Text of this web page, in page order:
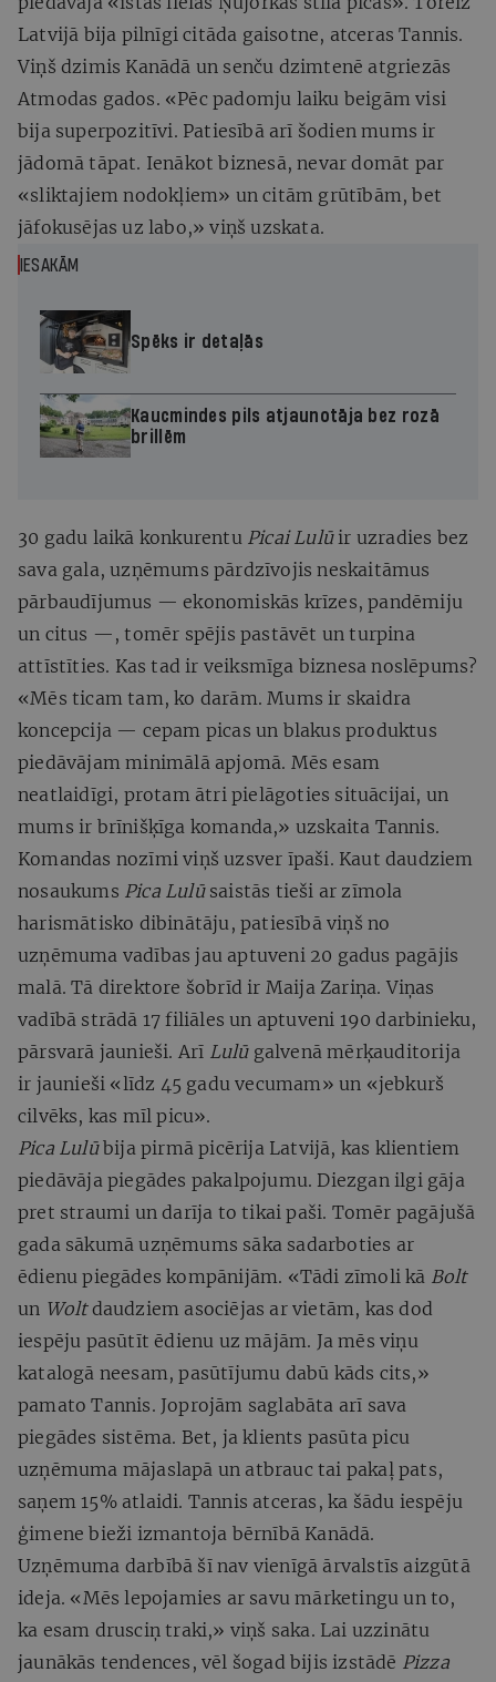
Latvijā bija pilnīgi citāda gaisotne, atceras Tannis.
Viņš dzimis Kanādā un senču dzimtenē atgriezās
Atmodas gados. «Pēc padomju laiku beigām visi
bija superpozitīvi. Patiesībā arī šodien mums ir
jādomā tāpat. Ienākot biznesā, nevar domāt par
«sliktajiem nodokļiem» un citām grūtībām, bet
jāfokusējas uz labo,» viņš uzskata.
IESAKĀM
Spēks ir detaļās
Kaucmindes pils atjaunotāja bez rozā
brillēm
30 gadu laikā konkurentu Picai Lulūir uzradies bez
sava gala, uzņēmums pārdzīvojis neskaitāmus
pārbaudījumus — ekonomiskās krīzes, pandēmiju
un citus —, tomēr spējis pastāvēt un turpina
attīstīties. Kas tad ir veiksmīga biznesa noslēpums?
«Mēs ticam tam, ko darām. Mums ir skaidra
koncepcija — cepam picas un blakus produktus
piedāvājam minimālā apjomā. Mēs esam
neatlaidīgi, protam ātri pielāgoties situācijai, un
mums ir brīnišķīga komanda,» uzskaita Tannis.
Komandas nozīmi viņš uzsver īpaši. Kaut daudziem
nosaukums Pica Lulūsaistās tieši ar zīmola
harismātisko dibinātāju, patiesībā viņš no
uzņēmuma vadības jau aptuveni 20 gadus pagājis
malā. Tā direktore šobrīd ir Maija Zariņa. Viņas
vadībā strādā 17 filiāles un aptuveni 190 darbinieku,
pārsvarā jaunieši. Arī Lulūgalvenā mērķauditorija
ir jaunieši «līdz 45 gadu vecumam» un «jebkurš
cilvēks, kas mīl picu».
Pica Lulūbija pirmā picērija Latvijā, kas klientiem
piedāvāja piegādes pakalpojumu. Diezgan ilgi gāja
pret straumi un darīja to tikai paši. Tomēr pagājušā
gada sākumā uzņēmums sāka sadarboties ar
ēdienu piegādes kompānijām. «Tādi zīmoli kā Bolt
un Woltdaudziem asociējas ar vietām, kas dod
iespēju pasūtīt ēdienu uz mājām. Ja mēs viņu
katalogā neesam, pasūtījumu dabū kāds cits,»
pamato Tannis. Joprojām saglabāta arī sava
piegādes sistēma. Bet, ja klients pasūta picu
uzņēmuma mājaslapā un atbrauc tai pakaļ pats,
saņem 15% atlaidi. Tannis atceras, ka šādu iespēju
ģimene bieži izmantoja bērnībā Kanādā.
Uzņēmuma darbībā šī nav vienīgā ārvalstīs aizgūtā
ideja. «Mēs lepojamies ar savu mārketingu un to,
ka esam drusciņ traki,» viņš saka. Lai uzzinātu
jaunākās tendences, vēl šogad bijis izstādē Pizza